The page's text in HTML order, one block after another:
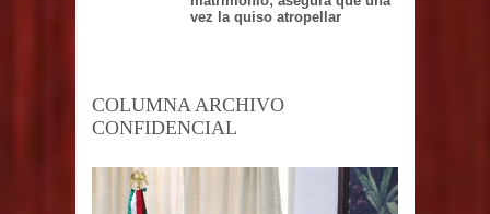
vez la quiso atropellar
COLUMNA ARCHIVO
CONFIDENCIAL